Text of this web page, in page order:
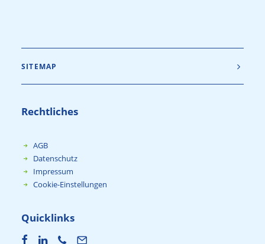
SITEMAP
Rechtliches
AGB
Datenschutz
Impressum
Cookie-Einstellungen
Quicklinks